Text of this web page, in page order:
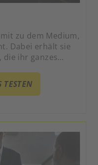
zu dem Medium,
Dabei erhält sie
die ihr ganzes
TESTEN